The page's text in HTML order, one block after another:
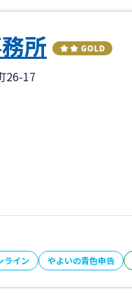
所
26-17
ライン やよいの青色申告